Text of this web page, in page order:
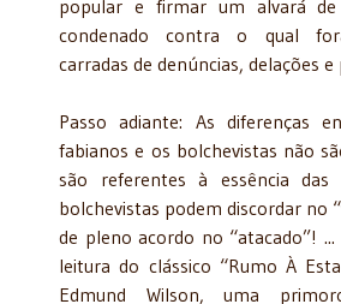
popular e firmar um alvará
condenado contra o qual
carradas de denúncias, delações e
Passo adiante: As diferenças
fabianos e os bolchevistas não
são referentes à essência das
bolchevistas podem discordar no
de pleno acordo no “atacado”!
leitura do clássico “Rumo À
Edmund Wilson, uma